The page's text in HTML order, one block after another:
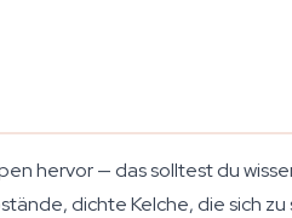
hervor — das solltest du
dichte Kelche, die sich